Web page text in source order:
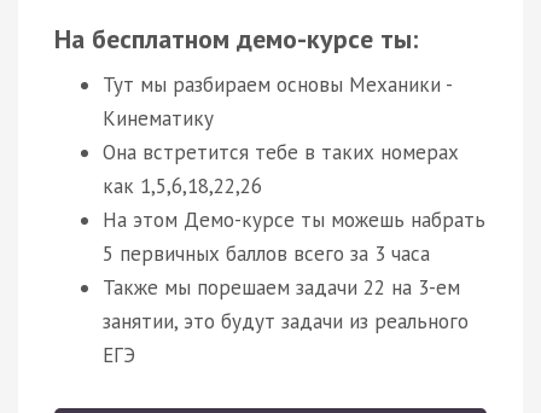
На бесплатном демо-курсе ты:
Тут мы разбираем основы Механики -
Кинематику
Она встретится тебе в таких номерах
как 1,5,6,18,22,26
На этом Демо-курсе ты можешь набрать
5 первичных баллов всего за 3 часа
Также мы порешаем задачи 22 на 3-ем
занятии, это будут задачи из реального
ЕГЭ